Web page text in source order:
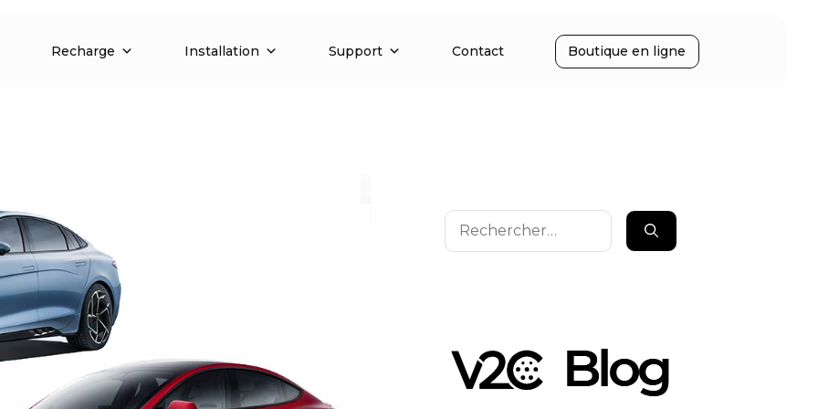
Recharge Installation Support Contact Boutique en ligne
Rechercher :